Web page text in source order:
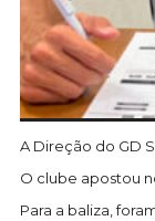
A Direção do GD
O clube apostou
Para a baliza,